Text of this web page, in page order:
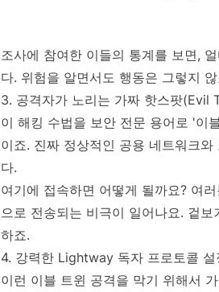
조사에 참여한 이들의 통계를 보면,
다. 위험을 알면서도 행동은 그렇지
3. 공격자가 노리는 가짜 핫스팟(Evil
이 해킹 수법을 보안 전문 용어로 '이
이죠. 진짜 정상적인 공용 네트워크
다.
여기에 접속하면 어떻게 될까요? 여
으로 전송되는 비극이 일어나요. 겉
하죠.
4. 강력한 Lightway 독자 프로토콜 설
이런 이블 트윈 공격을 막기 위해서